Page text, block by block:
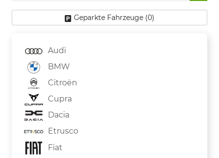
Geparkte Fahrzeuge (0)
Audi
BMW
Citroën
Cupra
Dacia
Etrusco
Fiat